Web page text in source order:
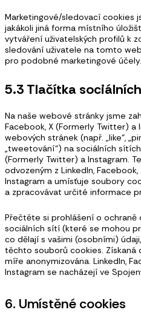
Marketingové/sledovací cookies
jakákoli jiná forma místního
vytváření uživatelských profilů k
sledování uživatele na tomto
pro podobné marketingové účely.
5.3 Tlačítka
Na naše webové stránky jsme
Facebook, X (Formerly Twitter) a
webových stránek (např. „like“,
„tweetování“) na sociálních sítích
(Formerly Twitter) a Instagram.
odvozeným z LinkedIn,
Instagram a umísťuje soubory
a zpracovávat určité informace
Přečtěte si prohlášení o
sociálních sítí (které se mohou
co dělají s vašimi (osobními)
těchto souborů cookies. Získaná
míře anonymizována. LinkedIn,
Instagram se nacházejí ve
6. Umístěné cookies